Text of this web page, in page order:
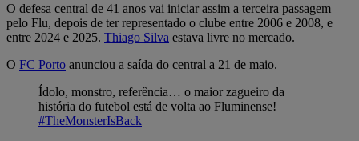
O defesa central de 41 anos vai iniciar assim a terceira passagem
pelo Flu, depois de ter representado o clube entre 2006 e 2008, e
entre 2024 e 2025. Thiago Silva estava livre no mercado.
O FC Porto anunciou a saída do central a 21 de maio.
Ídolo, monstro, referência… o maior zagueiro da
história do futebol está de volta ao Fluminense!
#TheMonsterIsBack